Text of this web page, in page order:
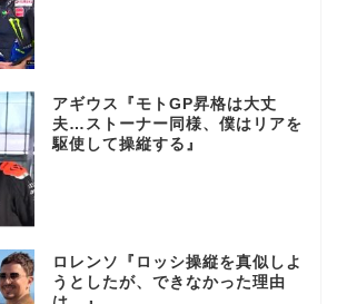
アギウス『モトGP昇格は大丈
夫…ストーナー同様、僕はリアを
駆使して操縦する』
ロレンソ『ロッシ操縦を真似しよ
うとしたが、できなかった理由